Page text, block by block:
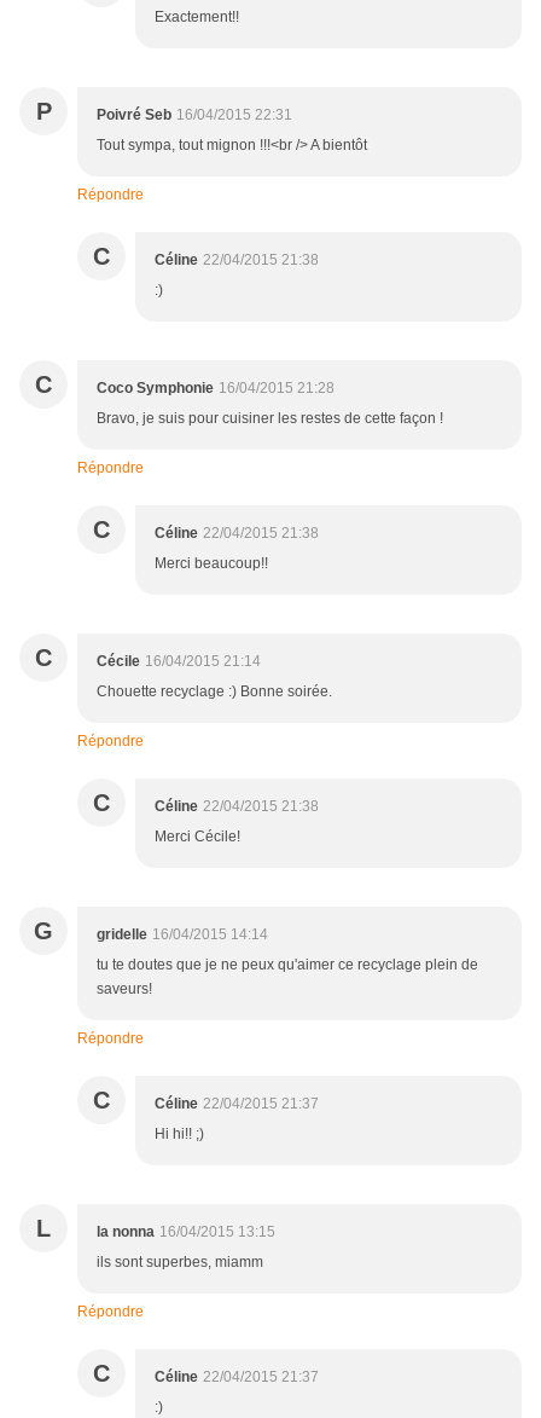
Exactement!!
P Poivré Seb 16/04/2015 22:31
Tout sympa, tout mignon !!!<br /> A bientôt
Répondre
C Céline 22/04/2015 21:38
:)
C Coco Symphonie 16/04/2015 21:28
Bravo, je suis pour cuisiner les restes de cette façon !
Répondre
C Céline 22/04/2015 21:38
Merci beaucoup!!
C Cécile 16/04/2015 21:14
Chouette recyclage :) Bonne soirée.
Répondre
C Céline 22/04/2015 21:38
Merci Cécile!
G gridelle 16/04/2015 14:14
tu te doutes que je ne peux qu'aimer ce recyclage plein de
saveurs!
Répondre
C Céline 22/04/2015 21:37
Hi hi!! ;)
L la nonna 16/04/2015 13:15
ils sont superbes, miamm
Répondre
C Céline 22/04/2015 21:37
:)